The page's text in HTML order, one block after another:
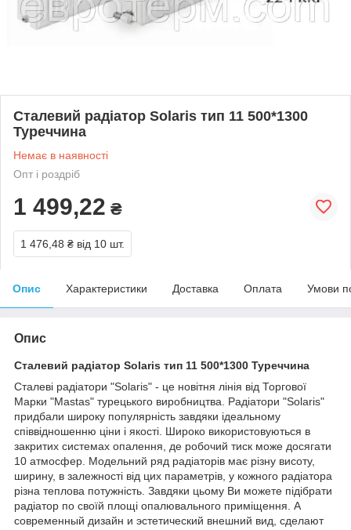
Сталевий радіатор Solaris тип 11 500*1300
Туреччина
Немає в наявності
Опт і роздріб
1 499,22 ₴
1 476,48 ₴ від 10 шт.
Опис Характеристики Доставка Оплата Умови
Опис
Сталевий радіатор Solaris тип 11 500*1300 Туреччина
Сталеві радіатори "Solaris" - це новітня лінія від Торгової
Марки "Mastas" турецького виробництва. Радіатори "Solaris"
придбали широку популярність завдяки ідеальному
співвідношенню ціни і якості. Широко використовуються в
закритих системах опалення, де робочий тиск може досягати
10 атмосфер. Модельний ряд радіаторів має різну висоту,
ширину, в залежності від цих параметрів, у кожного радіатора
різна теплова потужність. Завдяки цьому Ви можете підібрати
радіатор по своїй площі опалювального приміщення. А
современный дизайн и эстетический внешний вид, сделают